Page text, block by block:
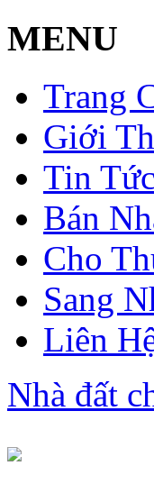
MENU
Trang
Giới
Tin Tức
Bán
Cho
Sang
Liên
Nhà đất